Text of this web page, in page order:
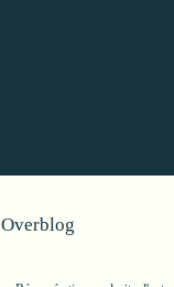
Overblog